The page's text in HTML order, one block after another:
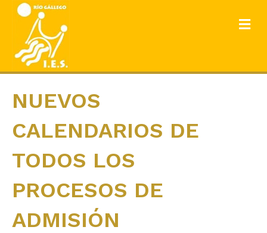
NUEVOS
CALENDARIOS DE
TODOS LOS
PROCESOS DE
ADMISIÓN